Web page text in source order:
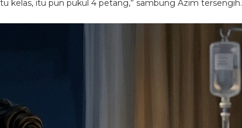
kelas, itu pun pukul 4 petang,” sambung Azim tersengih.